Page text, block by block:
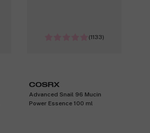
(1133)
COSRX
Advanced Snail 96 Mucin
Power Essence 100 ml